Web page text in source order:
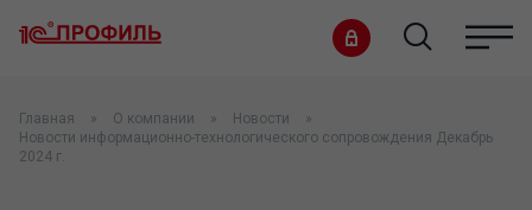
Главная О компании
Новости
Новости информационно-технологического сопровождения Декабрь
2024 г.